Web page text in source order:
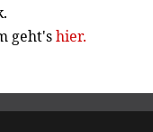
geht'shier.